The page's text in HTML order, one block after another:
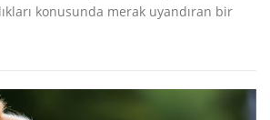
konusunda merak uyandıran bir